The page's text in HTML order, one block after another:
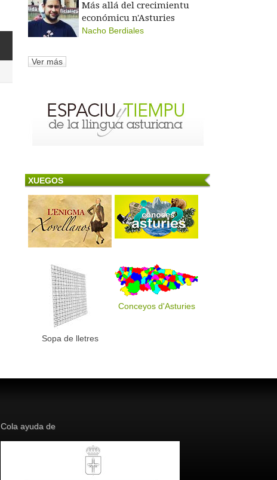
Más allá del crecimientu
económicu n'Asturies
Nacho Berdiales
Ver más
XUEGOS
Sopa de lletres
Conceyos d'Asturies
Cola ayuda de